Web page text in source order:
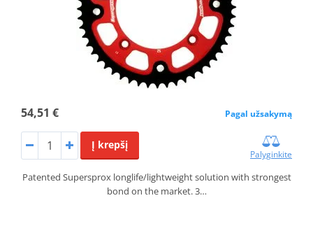
54,51 € Pagal užsakymą
Į krepšį
Palyginkite
Patented Supersprox longlife/lightweight solution with strongest
bond on the market. 3…